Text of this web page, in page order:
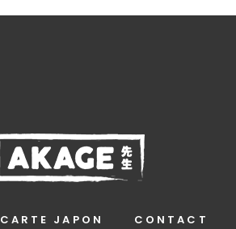
CARTE JAPON CONTACT